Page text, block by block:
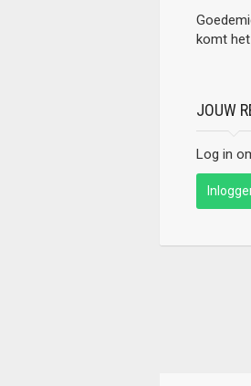
komt
JOUW
Log in